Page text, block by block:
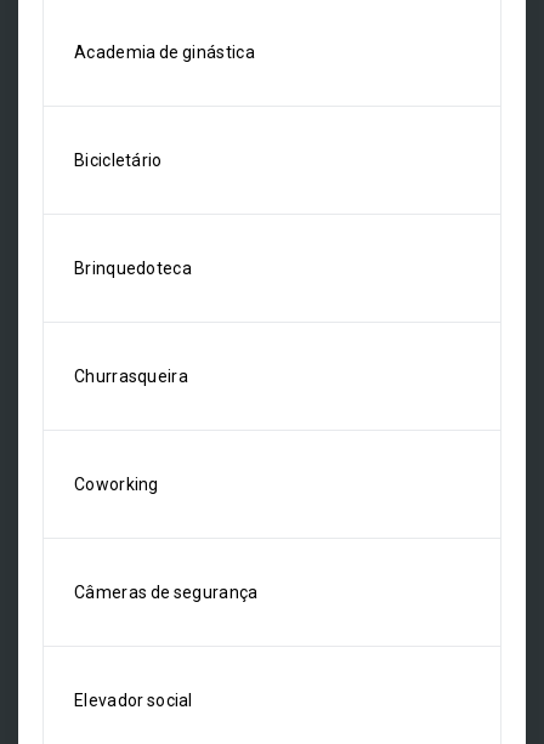
Academia de ginástica
Bicicletário
Brinquedoteca
Churrasqueira
Coworking
Câmeras de segurança
Elevador social